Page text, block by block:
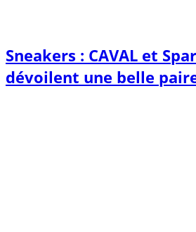
Sneakers : CAVAL et
dévoilent une belle